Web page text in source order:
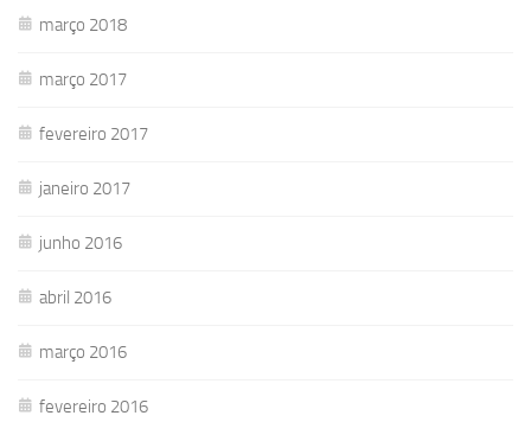
março 2018
março 2017
fevereiro 2017
janeiro 2017
junho 2016
abril 2016
março 2016
fevereiro 2016